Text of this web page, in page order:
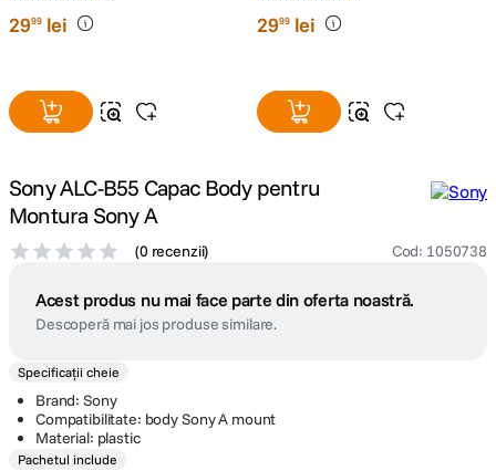
dji mic mini
2999 lei 2999 lei
Sony ALC-B55 Capac Body pentru
Montura Sony A
(0 recenzii) Cod: 1050738
Acest produs nu mai face parte din oferta noastră.
Descoperă mai jos produse similare.
Specificații cheie
Brand: Sony
Compatibilitate: body Sony A mount
Material: plastic
Pachetul include